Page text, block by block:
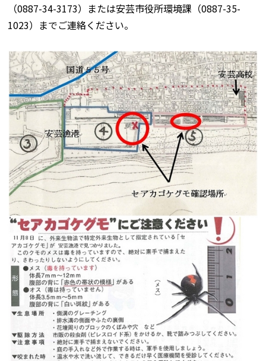
（0887-34-3173）または安芸市役所環境課（0887-35-
1023）までご連絡ください。